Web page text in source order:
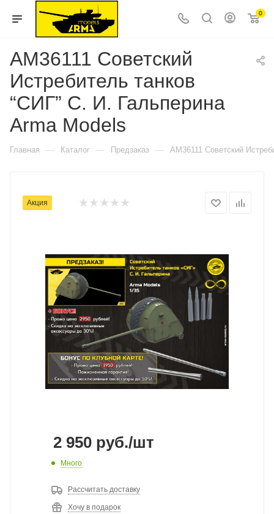
0
AM36111 Советский
Истребитель танков
“СИГ” С. И. Гальперина
Arma Models
Главная — Каталог — Предзаказ — AM36111 Советский
Акция
2 950 руб./шт
Много
Рассчитать доставку
Хочу в подарок